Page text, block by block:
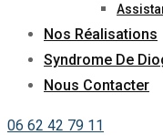
Nos Réalisations
Syndrome De
Nous Contacter
06 62 42 79 11